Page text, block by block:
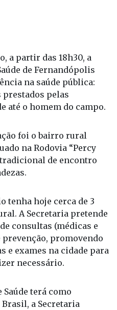
a partir das 18h30, a
de Fernandópolis
na saúde pública:
pelas
até o homem do campo.
foi o bairro rural
na Rodovia “Percy
de encontro
tenha hoje cerca de 3
A Secretaria pretende
consultas (médicas e
promovendo
e exames na cidade para
necessário.
terá como
a Secretaria